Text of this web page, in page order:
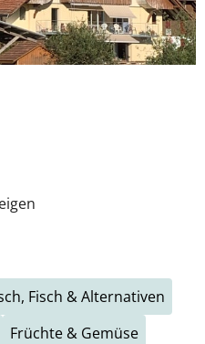
Fisch & Alternativen
Früchte & Gemüse